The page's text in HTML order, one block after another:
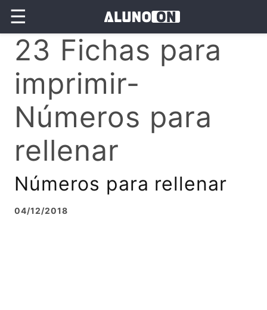
☰
23 Fichas para
imprimir-
Números para
rellenar
Números para rellenar
04/12/2018